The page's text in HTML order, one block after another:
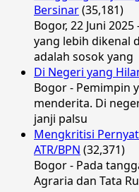
Bersinar(35,181)
Bogor, 22 Juni
yang lebih dikenal
adalah sosok yang
Di Negeri yang
Bogor - Pemimpin
menderita. Di
janji palsu
Mengkritisi
ATR/BPN (32,371)
Bogor - Pada
Agraria dan Tata